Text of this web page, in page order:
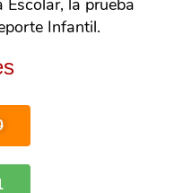
Infantil.